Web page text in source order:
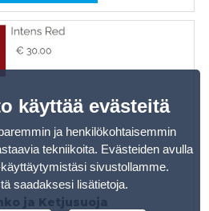
ja Ketjusuoja
käyttää evästeitä
ja henkilökohtaisemmin
tekniikoita. Evästeiden avulla
sivustollamme.
saadaksesi lisätietoja.